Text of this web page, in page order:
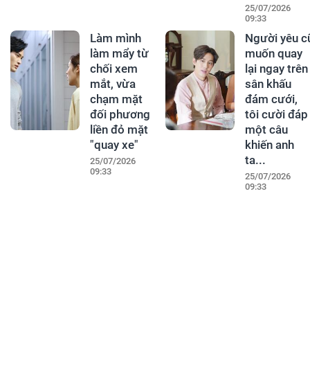
25/07/2026
09:33
Làm mình
làm mẩy từ
chối xem
mắt, vừa
chạm mặt
đối phương
liền đỏ mặt
"quay xe"
25/07/2026
09:33
Người yêu
muốn quay
lại ngay trên
sân khấu
đám cưới,
tôi cười đáp
một câu
khiến anh
ta...
25/07/2026
09:33